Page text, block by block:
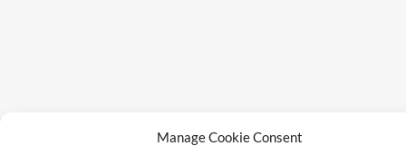
Manage Cookie Consent